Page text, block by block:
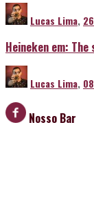
Lucas Lima,
Heineken em:
Lucas Lima,
Nosso Bar